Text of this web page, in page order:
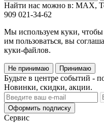
Найти нас можно в: MAX,
909 021-34-62
Мы используем куки,
им пользоваться, вы
куки‑файлов.
Не принимаю Принимаю
Будьте в центре событий -
Новинки, скидки, акции.
Оформить подписку
Сервис